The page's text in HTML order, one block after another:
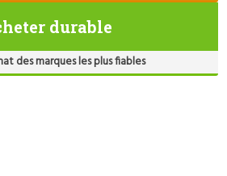
durable
des marques les plus fiables